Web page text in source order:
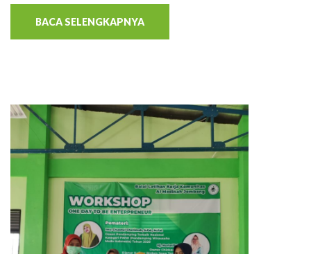
BACA SELENGKAPNYA